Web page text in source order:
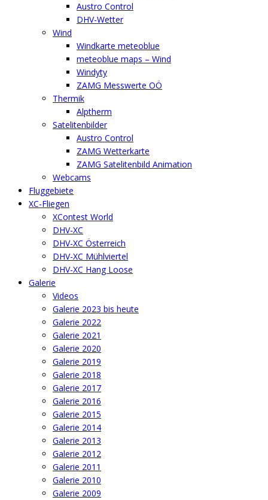
Austro Control
DHV-Wetter
Wind
Windkarte meteoblue
meteoblue maps – Wind
Windyty
ZAMG Messwerte OÖ
Thermik
Alptherm
Satelitenbilder
Austro Control
ZAMG Wetterkarte
ZAMG Satelitenbild Animation
Webcams
Fluggebiete
XC-Fliegen
XContest World
DHV-XC
DHV-XC Österreich
DHV-XC Mühlviertel
DHV-XC Hang Loose
Galerie
Videos
Galerie 2023 bis heute
Galerie 2022
Galerie 2021
Galerie 2020
Galerie 2019
Galerie 2018
Galerie 2017
Galerie 2016
Galerie 2015
Galerie 2014
Galerie 2013
Galerie 2012
Galerie 2011
Galerie 2010
Galerie 2009